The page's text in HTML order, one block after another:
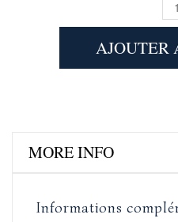
AJOUTER
MORE INFO
Informations